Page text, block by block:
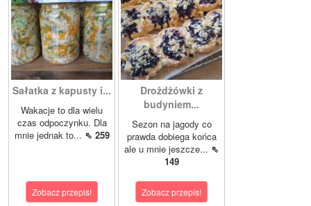
Sałatka z kapusty i...
Wakacje to dla wielu
czas odpoczynku. Dla
mnie jednak to... ⇖ 259
Zobacz przepis!
Drożdżówki z
budyniem...
Sezon na jagody co
prawda dobiega końca
ale u mnie jeszcze... ⇖
149
Zobacz przepis!